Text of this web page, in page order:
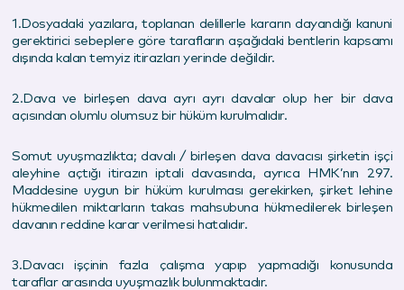
1.Dosyadaki yazılara, toplanan delillerle kararın dayandığı kanuni
gerektirici sebeplere göre tarafların aşağıdaki bentlerin kapsamı
dışında kalan temyiz itirazları yerinde değildir.
2.Dava ve birleşen dava ayrı ayrı davalar olup her bir dava
açısından olumlu olumsuz bir hüküm kurulmalıdır.
Somut uyuşmazlıkta; davalı / birleşen dava davacısı şirketin işçi
aleyhine açtığı itirazın iptali davasında, ayrıca HMK’nın 297.
Maddesine uygun bir hüküm kurulması gerekirken, şirket lehine
hükmedilen miktarların takas mahsubuna hükmedilerek birleşen
davanın reddine karar verilmesi hatalıdır.
3.Davacı işçinin fazla çalışma yapıp yapmadığı konusunda
taraflar arasında uyuşmazlık bulunmaktadır.